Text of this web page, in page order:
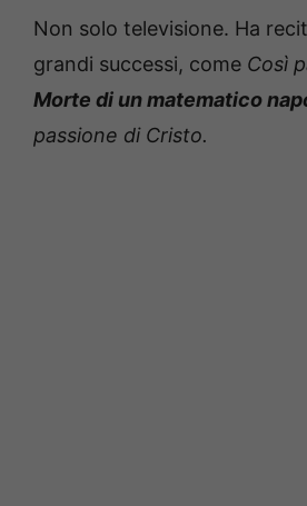
Non solo televisione. Ha
grandi successi, come Così
Morte di un matematico
passione di Cristo.